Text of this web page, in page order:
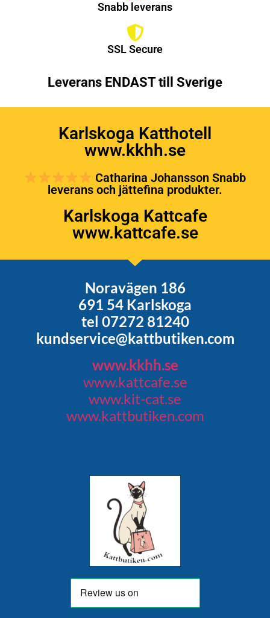
Snabb leverans
SSL Secure
Leverans ENDAST till Sverige
Karlskoga Katthotell
www.kkhh.se
Catharina Johansson Snabb
leverans och jättefina produkter.
Karlskoga Kattcafe
www.kattcafe.se
Noravägen 186
691 54 Karlskoga
tel 07272 81240
kundservice@kattbutiken.com
www.kkhh.se
www.kattcafe.se
www.kit-cat.se
www.kattbutiken.com